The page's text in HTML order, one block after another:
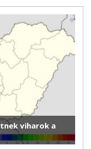
viharok a